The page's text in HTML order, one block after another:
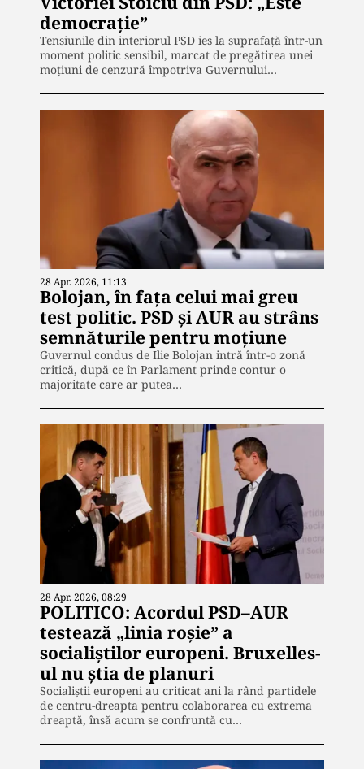
democrație”
Tensiunile din interiorul PSD ies la suprafață într-un
moment politic sensibil, marcat de pregătirea unei
moțiuni de cenzură împotriva Guvernului…
28 Apr. 2026, 11:13
Bolojan, în fața celui mai greu
test politic. PSD și AUR au strâns
semnăturile pentru moțiune
Guvernul condus de Ilie Bolojan intră într-o zonă
critică, după ce în Parlament prinde contur o
majoritate care ar putea…
28 Apr. 2026, 08:29
POLITICO: Acordul PSD–AUR
testează „linia roșie” a
socialiștilor europeni. Bruxelles-
ul nu știa de planuri
Socialiştii europeni au criticat ani la rând partidele
de centru-dreapta pentru colaborarea cu extrema
dreaptă, însă acum se confruntă cu…